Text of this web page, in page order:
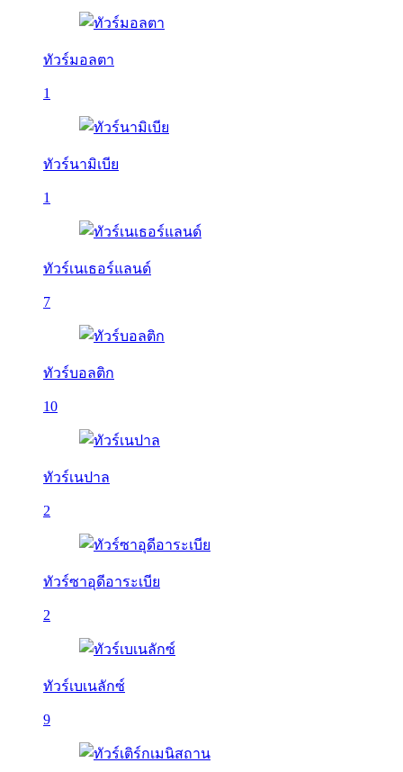
ทัวร์มอลตา
1
ทัวร์นามิเบีย
1
ทัวร์เนเธอร์แลนด์
7
ทัวร์บอลติก
10
ทัวร์เนปาล
2
ทัวร์ซาอุดีอาระเบีย
2
ทัวร์เบเนลักซ์
9